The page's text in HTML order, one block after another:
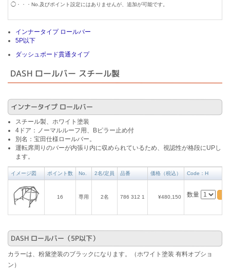
◯・・・No.及びポイント設定にはありませんが、追加が可能です。
インナータイプ ロールバー
5P以下
ダッシュボード貫通タイプ
DASH ロールバー スチール製
インナータイプ ロールバー
スチール製、ホワイト塗装
4ドア：ノーマルルーフ用、Bピラー止め付
別名：宝田仕様ロールバー。
運転席周りのバーが内張り内に収められているため、視認性が格段にUPし
ます。
イメージ図 ポイント数 No. 2名/定員 品番 価格（税込） Code：H
16 専用 2名 786 312 1 ¥480,150 数量
DASH ロールバー（5P以下）
カラーは、粉黛塗装のブラックになります。（ホワイト塗装 有料オプショ
ン）